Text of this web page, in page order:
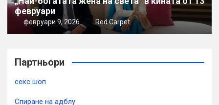
февруари
февруари 9, 2026 Red Carpet
Партньори
секс шоп
Спиране на адблу